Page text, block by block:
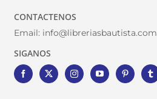
CONTACTENOS
Email: info@libreriasbautista.com
SIGANOS